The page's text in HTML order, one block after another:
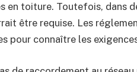
en toiture. Toutefois, dans
être requise. Les
pour connaître les